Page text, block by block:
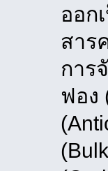
ออก
สาร
การ
ฟอง